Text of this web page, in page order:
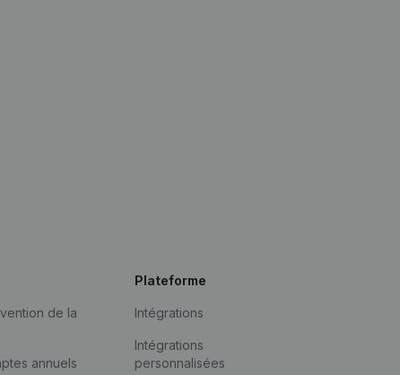
de la
annuels
Plateforme
Intégrations
Intégrations
personnalisées